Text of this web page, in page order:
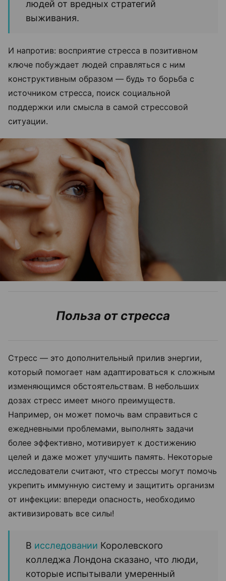
людей от вредных стратегий
выживания.
И напротив: восприятие стресса в позитивном
ключе побуждает людей справляться с ним
конструктивным образом — будь то борьба с
источником стресса, поиск социальной
поддержки или смысла в самой стрессовой
ситуации.
Польза от стресса
Стресс — это дополнительный прилив энергии,
который помогает нам адаптироваться к сложным
изменяющимся обстоятельствам. В небольших
дозах стресс имеет много преимуществ.
Например, он может помочь вам справиться с
ежедневными проблемами, выполнять задачи
более эффективно, мотивирует к достижению
целей и даже может улучшить память. Некоторые
исследователи считают, что стрессы могут помочь
укрепить иммунную систему и защитить организм
от инфекции: впереди опасность, необходимо
активизировать все силы!
В исследовании Королевского
колледжа Лондона сказано, что люди,
которые испытывали умеренный